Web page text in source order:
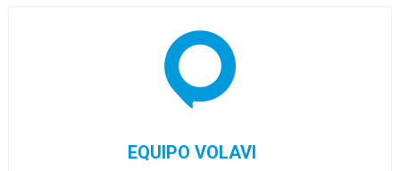
EQUIPO VOLAVI